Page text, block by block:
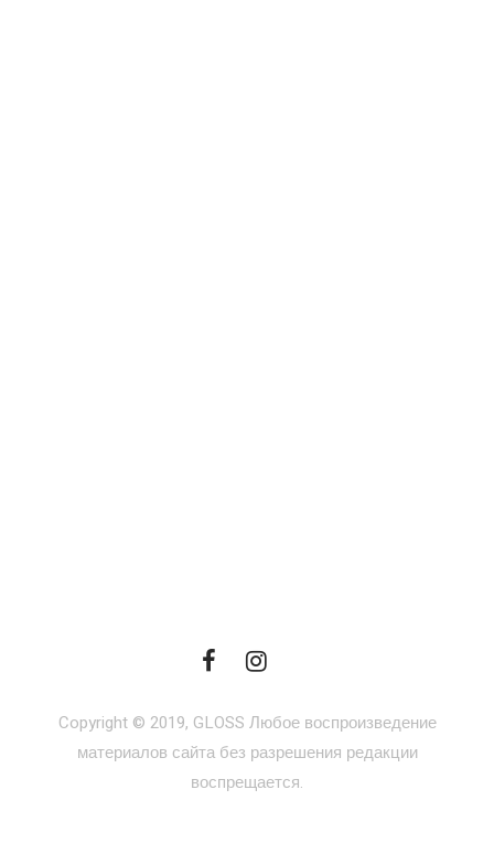
Copyright © 2019, GLOSS Любое воспроизведение
материалов сайта без разрешения редакции
воспрещается.